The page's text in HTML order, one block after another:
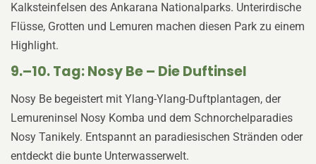
Kalksteinfelsen des Ankarana Nationalparks. Unterirdische
Flüsse, Grotten und Lemuren machen diesen Park zu einem
Highlight.
9.–10. Tag: Nosy Be – Die Duftinsel
Nosy Be begeistert mit Ylang-Ylang-Duftplantagen, der
Lemureninsel Nosy Komba und dem Schnorchelparadies
Nosy Tanikely. Entspannt an paradiesischen Stränden oder
entdeckt die bunte Unterwasserwelt.